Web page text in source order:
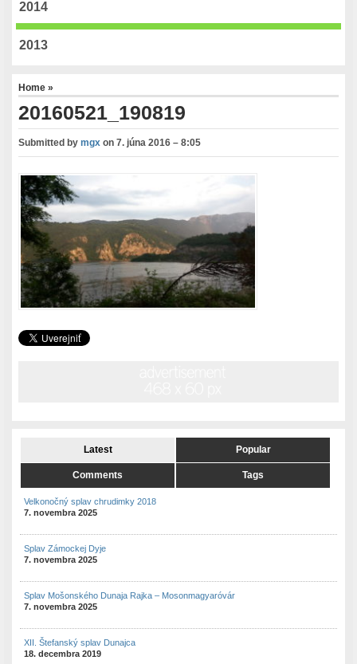
2014
2013
Home»
20160521_190819
Submitted bymgx on7. júna 2016 – 8:05
Latest Popular
Comments Tags
Velkonočný splav chrudimky 2018
7. novembra 2025
Splav Zámockej Dyje
7. novembra 2025
Splav Mošonského Dunaja Rajka – Mosonmagyaróvár
7. novembra 2025
XII. Štefanský splav Dunajca
18. decembra 2019